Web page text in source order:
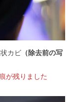
カビ（除去前の写
が残りました